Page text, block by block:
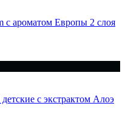
с ароматом Европы 2 слоя
с экстрактом Алоэ